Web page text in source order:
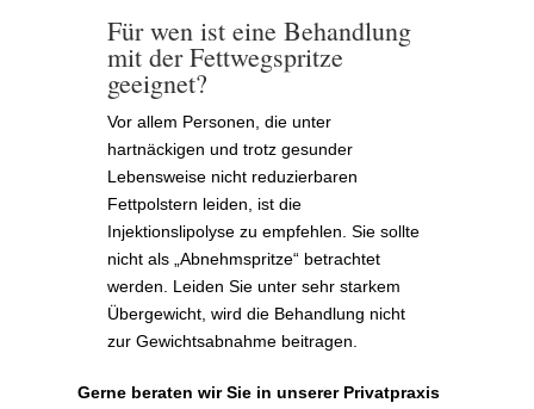
Für wen ist eine Behandlung
mit der Fettwegspritze
geeignet?
Vor allem Personen, die unter
hartnäckigen und trotz gesunder
Lebensweise nicht reduzierbaren
Fettpolstern leiden, ist die
Injektionslipolyse zu empfehlen. Sie sollte
nicht als „Abnehmspritze“ betrachtet
werden. Leiden Sie unter sehr starkem
Übergewicht, wird die Behandlung nicht
zur Gewichtsabnahme beitragen.
Gerne beraten wir Sie in unserer Privatpraxis